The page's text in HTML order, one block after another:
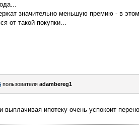
значительно меньшую премию - в
от такой покупки...
пользователя adambereg1
ипотеку очень успокоит